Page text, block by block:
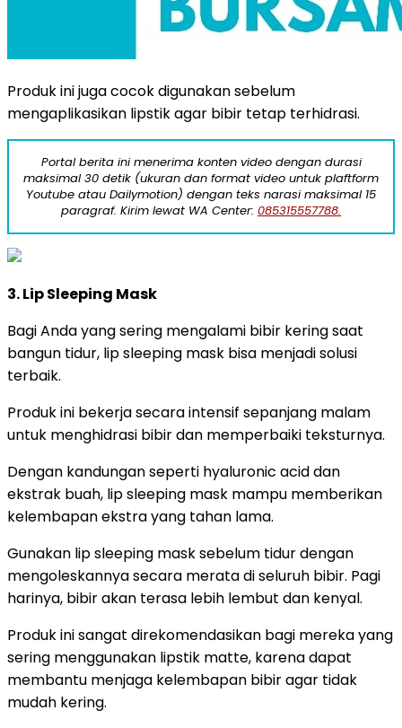
Produk ini juga cocok digunakan sebelum
mengaplikasikan lipstik agar bibir tetap terhidrasi.
Portal berita ini menerima konten video dengan durasi
maksimal 30 detik (ukuran dan format video untuk plaftform
Youtube atau Dailymotion) dengan teks narasi maksimal 15
paragraf. Kirim lewat WA Center: 085315557788.
3. Lip Sleeping Mask
Bagi Anda yang sering mengalami bibir kering saat
bangun tidur, lip sleeping mask bisa menjadi solusi
terbaik.
Produk ini bekerja secara intensif sepanjang malam
untuk menghidrasi bibir dan memperbaiki teksturnya.
Dengan kandungan seperti hyaluronic acid dan
ekstrak buah, lip sleeping mask mampu memberikan
kelembapan ekstra yang tahan lama.
Gunakan lip sleeping mask sebelum tidur dengan
mengoleskannya secara merata di seluruh bibir. Pagi
harinya, bibir akan terasa lebih lembut dan kenyal.
Produk ini sangat direkomendasikan bagi mereka yang
sering menggunakan lipstik matte, karena dapat
membantu menjaga kelembapan bibir agar tidak
mudah kering.